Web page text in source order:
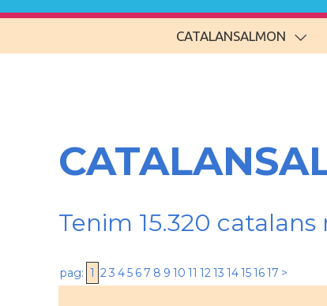
CATALANSALMON
Tenim 15.320
pag: 1 23 45 6 7 8 9 10 11 1213 14151617 >